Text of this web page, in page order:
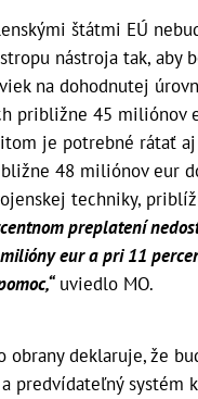
štátmi EÚ
nástroja tak, aby
na dohodnutej
približne 45 miliónov
je potrebné rátať
48 miliónov eur
techniky,
preplatení
eur a pri 11
uviedlo MO.
obrany deklaruje, že
predvídateľný systém